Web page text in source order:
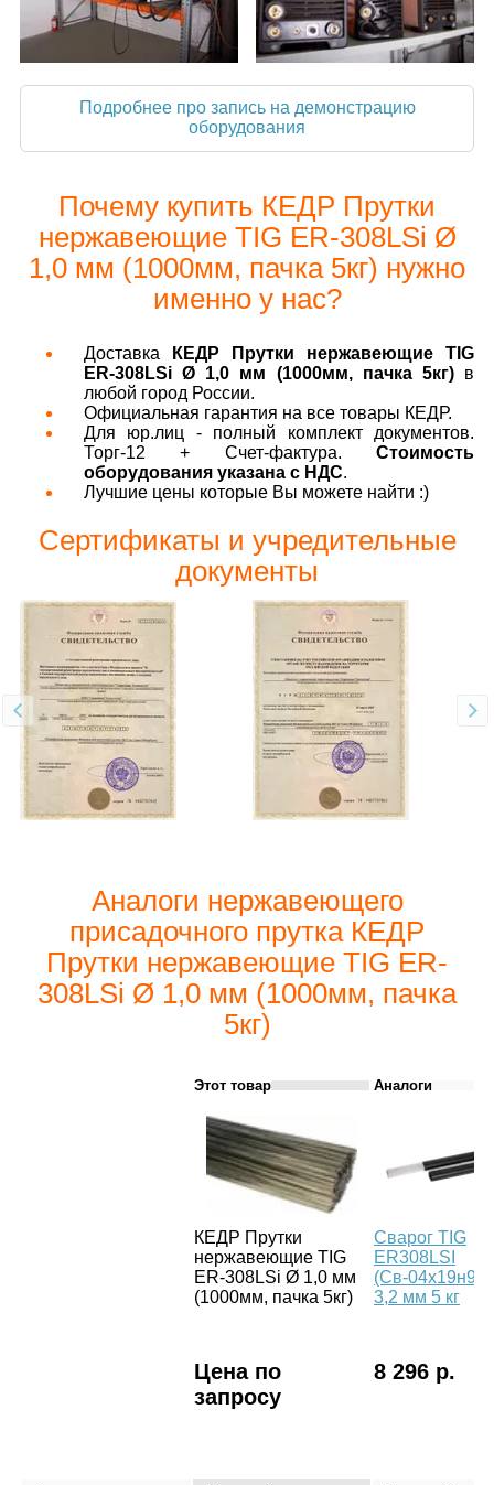
Подробнее про запись на демонстрацию
оборудования
Почему купить КЕДР Прутки
нержавеющие TIG ER-308LSi Ø
1,0 мм (1000мм, пачка 5кг) нужно
именно у нас?
Доставка
КЕДР Прутки нержавеющие TIG
ER-308LSi Ø 1,0 мм (1000мм, пачка 5кг)в
любой город России.
Официальная гарантия на все товары КЕДР.
Для юр.лиц - полный комплект документов.
Торг-12 + Счет-фактура. Стоимость
оборудования указана с НДС.
Лучшие цены которые Вы можете найти :)
Сертификаты и учредительные
документы
Аналоги нержавеющего
присадочного прутка КЕДР
Прутки нержавеющие TIG ER-
308LSi Ø 1,0 мм (1000мм, пачка
5кг)
Этот товар Аналоги
КЕДР Прутки
нержавеющие TIG
ER-308LSi Ø 1,0 мм
(1000мм, пачка 5кг)
Сварог TIG
ER308LSI
(Св-04х19н9),
3,2 мм 5 кг
Цена по
запросу
8 296 р.